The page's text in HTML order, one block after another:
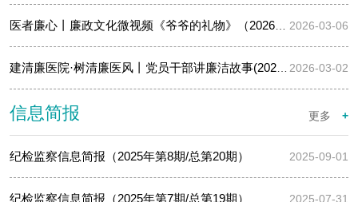
2026-03-06
医者廉心丨廉政文化微视频《爷爷的礼物》（2026年第4期/总第51期…
2026-03-02
建清廉医院·树清廉医风丨党员干部讲廉洁故事(2026年第3期/总第52…
信息简报 更多+
2025-09-01
纪检监察信息简报（2025年第8期/总第20期）
2025-07-31
纪检监察信息简报（2025年第7期/总第19期）